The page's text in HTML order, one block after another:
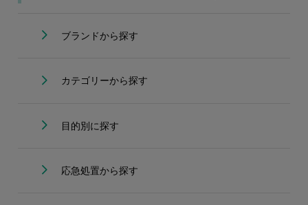
ブランドから探す
カテゴリーから探す
目的別に探す
応急処置から探す